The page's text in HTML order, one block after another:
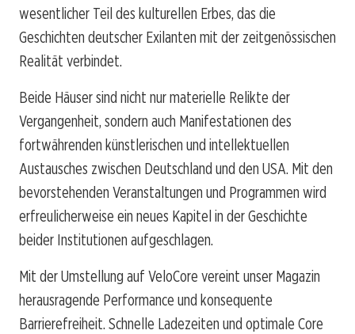
wesentlicher Teil des kulturellen Erbes, das die
Geschichten deutscher Exilanten mit der zeitgenössischen
Realität verbindet.
Beide Häuser sind nicht nur materielle Relikte der
Vergangenheit, sondern auch Manifestationen des
fortwährenden künstlerischen und intellektuellen
Austausches zwischen Deutschland und den USA. Mit den
bevorstehenden Veranstaltungen und Programmen wird
erfreulicherweise ein neues Kapitel in der Geschichte
beider Institutionen aufgeschlagen.
Mit der Umstellung auf VeloCore vereint unser Magazin
herausragende Performance und konsequente
Barrierefreiheit. Schnelle Ladezeiten und optimale Core